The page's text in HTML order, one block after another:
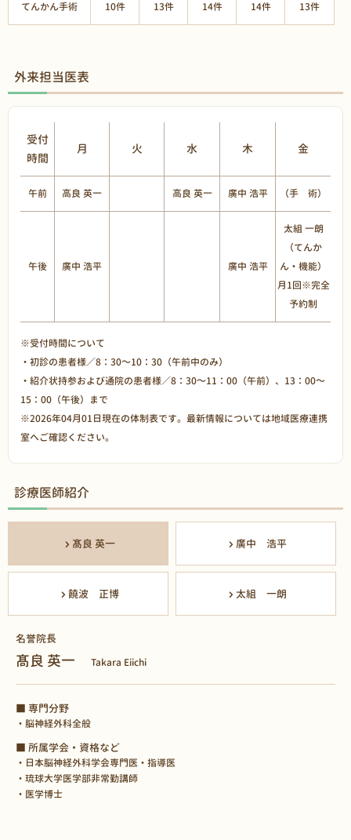
てんかん手術 10件 13件 14件 14件 13件
外来担当医表
受付
時間
月 火 水 木 金
午前 高良 英一 高良 英一 廣中 浩平 （手 術）
午後 廣中 浩平 廣中 浩平
太組 一朗
（てんか
ん・機能）
月1回※完全
予約制
※受付時間について
・初診の患者様／8：30～10：30（午前中のみ）
・紹介状持参および通院の患者様／8：30～11：00（午前）、13：00～
15：00（午後）まで
※2026年04月01日現在の体制表です。最新情報については地域医療連携
室へご確認ください。
診療医師紹介
髙良 英一 廣中 浩平
饒波 正博 太組 一朗
名誉院長
髙良 英一 Takara Eiichi
■ 専門分野
・脳神経外科全般
■ 所属学会・資格など
・日本脳神経外科学会専門医・指導医
・琉球大学医学部非常勤講師
・医学博士